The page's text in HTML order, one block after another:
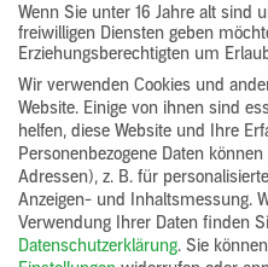
625,00 €
Gruppenprodukt
Wenn Sie unter 16 Jahre alt sind
freiwilligen Diensten geben
Erziehungsberechtigten um
Wir verwenden Cookies und
Website. Einige von ihnen sind
helfen, diese Website und Ihre
Personenbezogene Daten
Adressen), z. B. für
Anzeigen- und Inhaltsmessung.
Verwendung Ihrer Daten finden
Datenschutzerklärung. Sie